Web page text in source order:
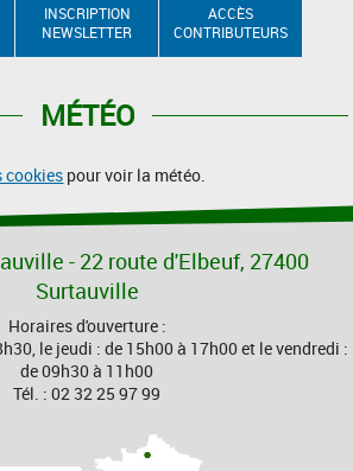
INSCRIPTION
NEWSLETTER
ACCÈS
CONTRIBUTEURS
MÉTÉO
cookies pour voir la météo.
- 22 route d'Elbeuf, 27400
Surtauville
Horaires d'ouverture :
le jeudi : de 15h00 à 17h00 et le vendredi :
de 09h30 à 11h00
Tél. : 02 32 25 97 99